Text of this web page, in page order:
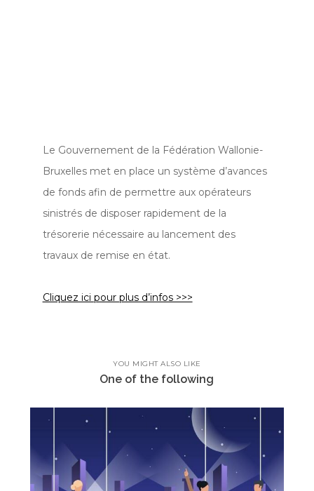
Le Gouvernement de la Fédération Wallonie-
Bruxelles met en place un système d’avances
de fonds afin de permettre aux opérateurs
sinistrés de disposer rapidement de la
trésorerie nécessaire au lancement des
travaux de remise en état.
Cliquez ici pour plus d’infos >>>
YOU MIGHT ALSO LIKE
One of the following